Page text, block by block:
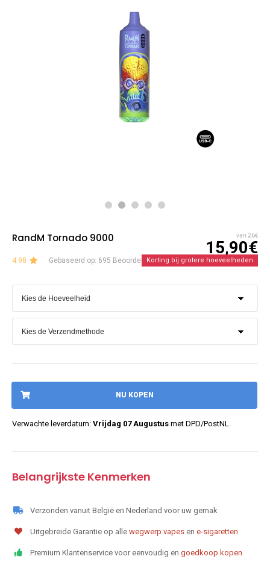
RandM Tornado 9000 van 26€
15,90€
4.98 Gebaseerd op: 695 BeoordelingenKorting bij grotere hoeveelheden
NU KOPEN
Verwachte leverdatum: Vrijdag 07 Augustus met DPD/PostNL.
Belangrijkste Kenmerken
Verzonden vanuit België en Nederland voor uw gemak
Uitgebreide Garantie op alle wegwerp vapes en e-sigaretten
Premium Klantenservice voor eenvoudig en goedkoop kopen